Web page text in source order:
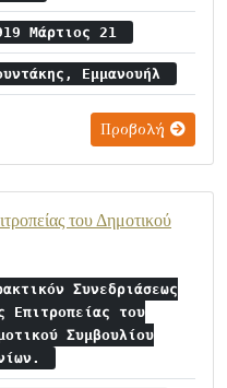
Μάρτιος 21
Εμμανουήλ
Προβολή
του Δημοτικού
Συνεδριάσεως
Επιτροπείας του
Συμβουλίου